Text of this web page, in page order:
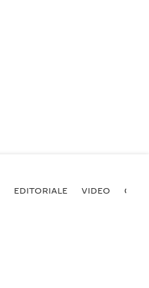
EDITORIALE VIDEO